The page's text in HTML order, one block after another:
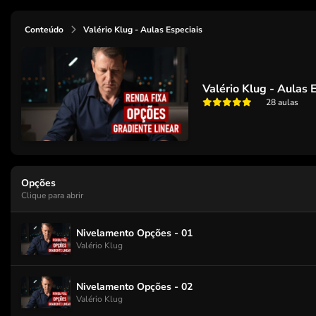
Conteúdo Valério Klug - Aulas Especiais
Valério Klug - Aulas
28 aulas
Opções
Clique para abrir
Nivelamento Opções - 01
Valério Klug
Nivelamento Opções - 02
Valério Klug